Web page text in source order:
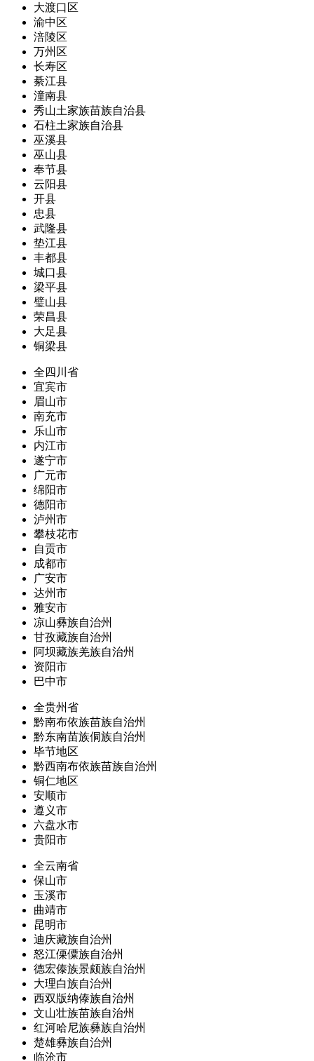
大渡口区
渝中区
涪陵区
万州区
长寿区
綦江县
潼南县
秀山土家族苗族自治县
石柱土家族自治县
巫溪县
巫山县
奉节县
云阳县
开县
忠县
武隆县
垫江县
丰都县
城口县
梁平县
璧山县
荣昌县
大足县
铜梁县
全四川省
宜宾市
眉山市
南充市
乐山市
内江市
遂宁市
广元市
绵阳市
德阳市
泸州市
攀枝花市
自贡市
成都市
广安市
达州市
雅安市
凉山彝族自治州
甘孜藏族自治州
阿坝藏族羌族自治州
资阳市
巴中市
全贵州省
黔南布依族苗族自治州
黔东南苗族侗族自治州
毕节地区
黔西南布依族苗族自治州
铜仁地区
安顺市
遵义市
六盘水市
贵阳市
全云南省
保山市
玉溪市
曲靖市
昆明市
迪庆藏族自治州
怒江傈僳族自治州
德宏傣族景颇族自治州
大理白族自治州
西双版纳傣族自治州
文山壮族苗族自治州
红河哈尼族彝族自治州
楚雄彝族自治州
临沧市